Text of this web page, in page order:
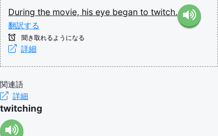
During the movie, his eye began to twitch.
翻訳する
聞き取れるようになる
詳細
関連語
詳細
twitching